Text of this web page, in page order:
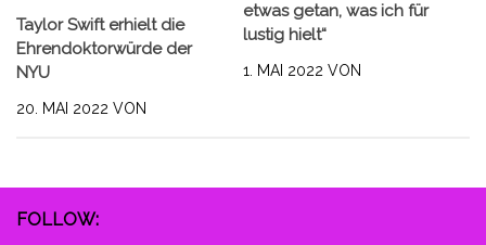
Taylor Swift erhielt die
Ehrendoktorwürde der
NYU
20. MAI 2022 VON
etwas getan, was ich für
lustig hielt“
1. MAI 2022 VON
FOLLOW: